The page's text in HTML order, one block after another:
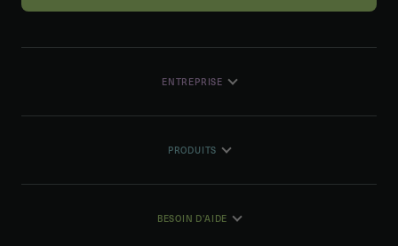
ENTREPRISE
PRODUITS
BESOIN D'AIDE